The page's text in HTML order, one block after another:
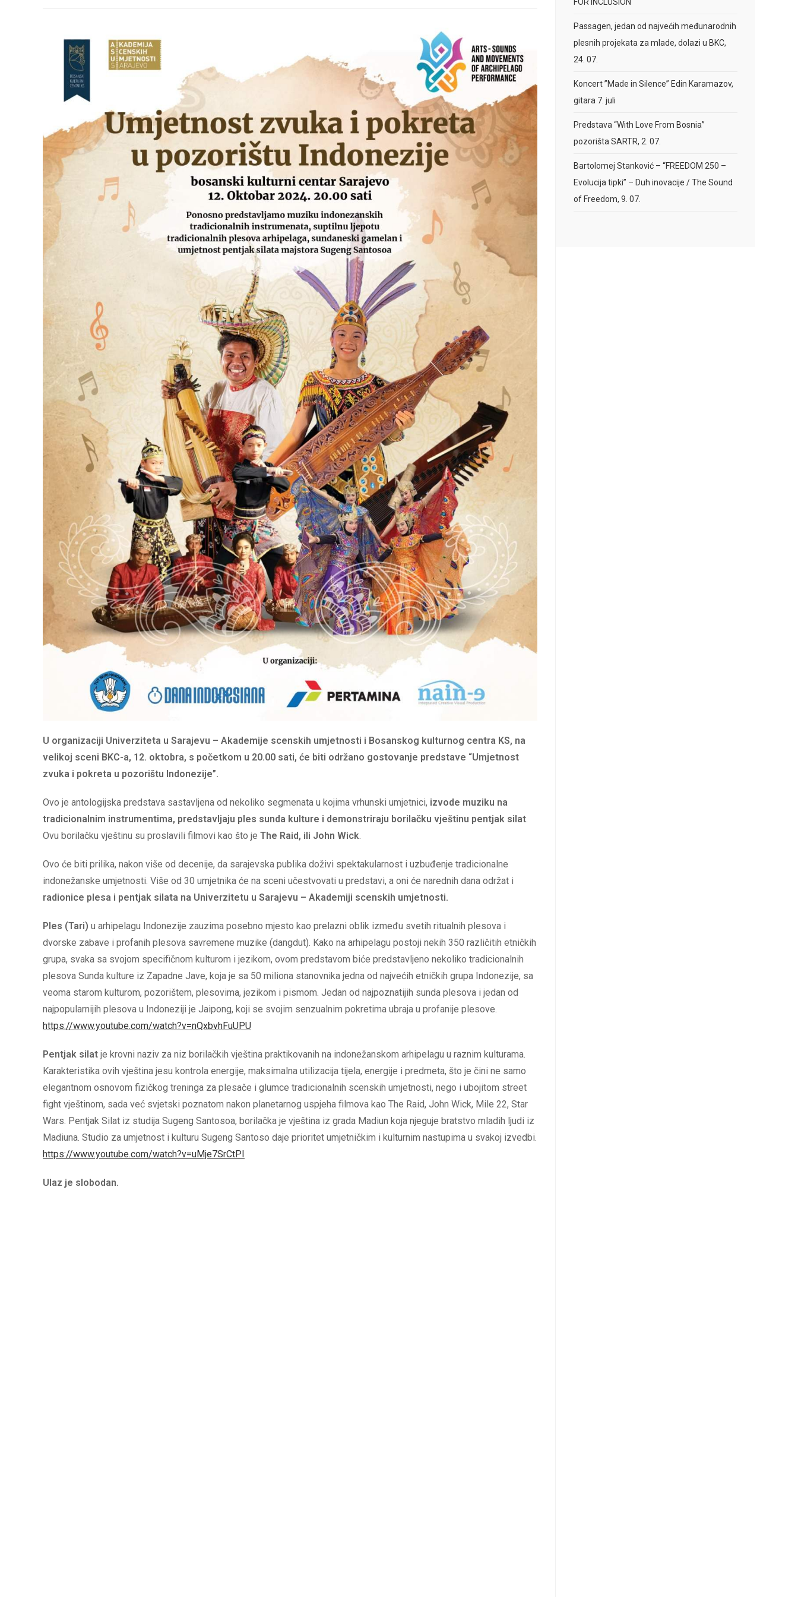
U organizaciji Univerziteta u Sarajevu – Akademije scenskih umjetnosti i Bosanskog kulturnog centra KS, na
velikoj sceni BKC-a, 12. oktobra, s početkom u 20.00 sati, će biti održano gostovanje predstave “Umjetnost
zvuka i pokreta u pozorištu Indonezije”.
Ovo je antologijska predstava sastavljena od nekoliko segmenata u kojima vrhunski umjetnici, izvode muziku na
tradicionalnim instrumentima, predstavljaju ples sunda kulture i demonstriraju borilačku vještinu pentjak silat.
Ovu borilačku vještinu su proslavili filmovi kao što je The Raid, ili John Wick.
Ovo će biti prilika, nakon više od decenije, da sarajevska publika doživi spektakularnost i uzbuđenje tradicionalne
indonežanske umjetnosti. Više od 30 umjetnika će na sceni učestvovati u predstavi, a oni će narednih dana održat i
radionice plesa i pentjak silata na Univerzitetu u Sarajevu – Akademiji scenskih umjetnosti.
Ples (Tari) u arhipelagu Indonezije zauzima posebno mjesto kao prelazni oblik između svetih ritualnih plesova i
dvorske zabave i profanih plesova savremene muzike (dangdut). Kako na arhipelagu postoji nekih 350 različitih etničkih
grupa, svaka sa svojom specifičnom kulturom i jezikom, ovom predstavom biće predstavljeno nekoliko tradicionalnih
plesova Sunda kulture iz Zapadne Jave, koja je sa 50 miliona stanovnika jedna od najvećih etničkih grupa Indonezije, sa
veoma starom kulturom, pozorištem, plesovima, jezikom i pismom. Jedan od najpoznatijih sunda plesova i jedan od
najpopularnijih plesova u Indoneziji je Jaipong, koji se svojim senzualnim pokretima ubraja u profanije plesove.
https://www.youtube.com/watch?v=nQxbvhFuUPU
Pentjak silat je krovni naziv za niz borilačkih vještina praktikovanih na indonežanskom arhipelagu u raznim kulturama.
Karakteristika ovih vještina jesu kontrola energije, maksimalna utilizacija tijela, energije i predmeta, što je čini ne samo
elegantnom osnovom fizičkog treninga za plesače i glumce tradicionalnih scenskih umjetnosti, nego i ubojitom street
fight vještinom, sada već svjetski poznatom nakon planetarnog uspjeha filmova kao The Raid, John Wick, Mile 22, Star
Wars. Pentjak Silat iz studija Sugeng Santosoa, borilačka je vještina iz grada Madiun koja njeguje bratstvo mladih ljudi iz
Madiuna. Studio za umjetnost i kulturu Sugeng Santoso daje prioritet umjetničkim i kulturnim nastupima u svakoj izvedbi.
https://www.youtube.com/watch?v=uMje7SrCtPI
Ulaz je slobodan.
Passagen, jedan od najvećih međunarodnih
plesnih projekata za mlade, dolazi u BKC,
24. 07.
Koncert ”Made in Silence” Edin Karamazov,
gitara 7. juli
Predstava “With Love From Bosnia”
pozorišta SARTR, 2. 07.
Bartolomej Stanković – “FREEDOM 250 –
Evolucija tipki” – Duh inovacije / The Sound
of Freedom, 9. 07.